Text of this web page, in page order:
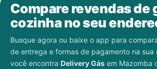
Compare revendas de
cozinha no seu
Busque agora ou baixe o app para
de entrega e formas de pagamento na sua
você encontra Delivery Gás em Mazomba